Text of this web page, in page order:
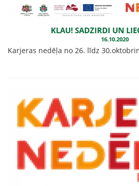
KLAU! SADZIRDI UN
16.10.2020
Karjeras nedēļa no 26. līdz